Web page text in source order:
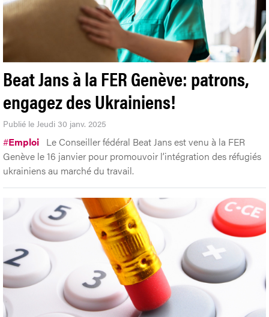
Beat Jans à la FER Genève: patrons,
engagez des Ukrainiens!
Publié le Jeudi 30 janv. 2025
#Emploi Le Conseiller fédéral Beat Jans est venu à la FER
Genève le 16 janvier pour promouvoir l’intégration des réfugiés
ukrainiens au marché du travail.